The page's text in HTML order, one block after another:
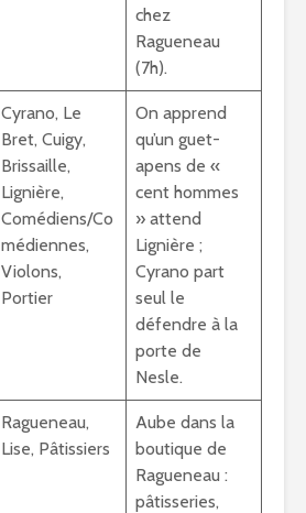
chez
Ragueneau
(7h).
Cyrano, Le
Bret, Cuigy,
Brissaille,
Lignière,
Comédiens/Co
médiennes,
Violons,
Portier
On apprend
qu’un guet-
apens de «
cent hommes
» attend
Lignière ;
Cyrano part
seul le
défendre à la
porte de
Nesle.
Ragueneau,
Lise, Pâtissiers
Aube dans la
boutique de
Ragueneau :
pâtisseries,